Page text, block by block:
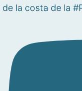
de la costa de la